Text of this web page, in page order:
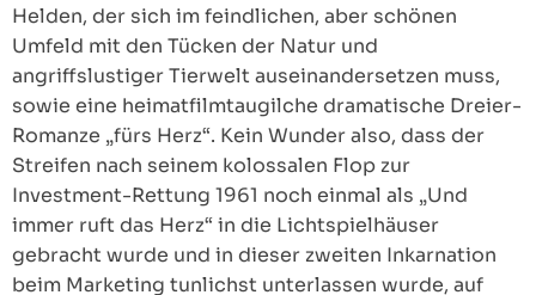
Helden, der sich im feindlichen, aber schönen
Umfeld mit den Tücken der Natur und
angriffslustiger Tierwelt auseinandersetzen muss,
sowie eine heimatfilmtaugilche dramatische Dreier-
Romanze „fürs Herz“. Kein Wunder also, dass der
Streifen nach seinem kolossalen Flop zur
Investment-Rettung 1961 noch einmal als „Und
immer ruft das Herz“ in die Lichtspielhäuser
gebracht wurde und in dieser zweiten Inkarnation
beim Marketing tunlichst unterlassen wurde, auf